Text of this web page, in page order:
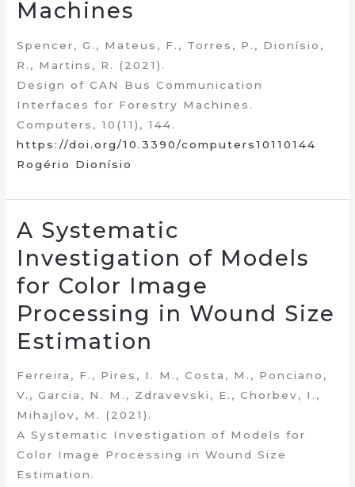
Machines
Spencer, G., Mateus, F., Torres, P., Dionísio,
R., Martins, R. (2021).
Design of CAN Bus Communication
Interfaces for Forestry Machines.
Computers, 10(11), 144.
https://doi.org/10.3390/computers10110144
Rogério Dionísio
A Systematic
Investigation of Models
for Color Image
Processing in Wound Size
Estimation
Ferreira, F., Pires, I. M., Costa, M., Ponciano,
V., Garcia, N. M., Zdravevski, E., Chorbev, I.,
Mihajlov, M. (2021).
A Systematic Investigation of Models for
Color Image Processing in Wound Size
Estimation.